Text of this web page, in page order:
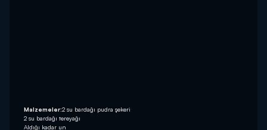
Malzemeler:2 su bardağı pudra şekeri
2 su bardağı tereyağı
Aldığı kadar un